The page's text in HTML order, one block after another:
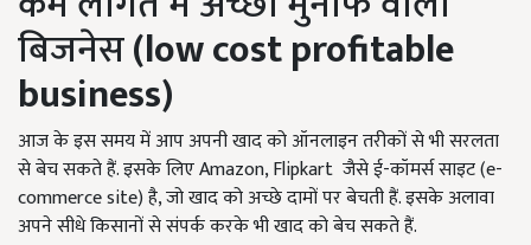
बिजनेस(low cost profitable
business)
आज के इस समय में आप अपनी खाद को ऑनलाइन तरीकों से भी सरलता
से बेच सकते हैं. इसके लिए Amazon, Flipkart जैसे ई-कॉमर्स साइट (e-
commerce site) है, जो खाद को अच्छे दामों पर बेचती हैं. इसके अलावा
अपने सीधे किसानों से संपर्क करके भी खाद को बेच सकते हैं.